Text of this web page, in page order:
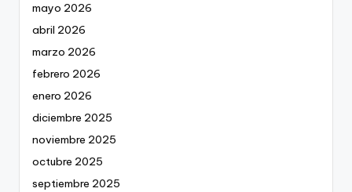
mayo 2026
abril 2026
marzo 2026
febrero 2026
enero 2026
diciembre 2025
noviembre 2025
octubre 2025
septiembre 2025